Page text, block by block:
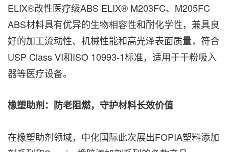
ELIX®改性医疗级ABS ELIX® M203FC、M205FC
ABS材料具有优异的生物相容性和耐化学性，兼具良
好的加工流动性、机械性能和高光泽表面质量，符合
USP Class VI和ISO 10993-1标准，适用于干粉吸入
器等医疗设备。
橡塑助剂：防老阻燃，守护材料长效价值
在橡塑助剂领域，中化国际此次展出FOPIA塑料添加